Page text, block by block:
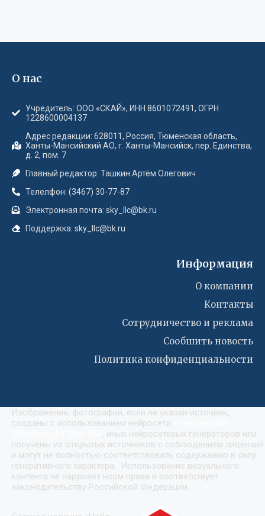
О нас
Учредитель: ООО «СКАЙ», ИНН 8601072491, ОГРН
1228600004137
Адрес редакции: 628011, Россия, Тюменская область,
Ханты-Мансийский АО, г. Ханты-Мансийск, пер. Единства,
д. 2, пом. 7
Главный редактор: Ташкин Артём Олегович
Телелфон: (3467) 30-77-87
Электронная почта: sky_llc@bk.ru
Поддержка: sky_llc@bk.ru
Информация
О компании
Контакты
Сотрудничество и реклама
Сообшить новость
Политика конфиденциальности
Изображения, фотографии, если не указан источник,
созданы с использованием нейросети
, иных нейросетевых генераторов или
получены из открытых источников с соблюдением лицензий
и могут не полностью соответствовать содержанию в силу
генеративного характера. Использование визуального
контента не нарушает норм права и соответствует
законодательству Российской Федерации.